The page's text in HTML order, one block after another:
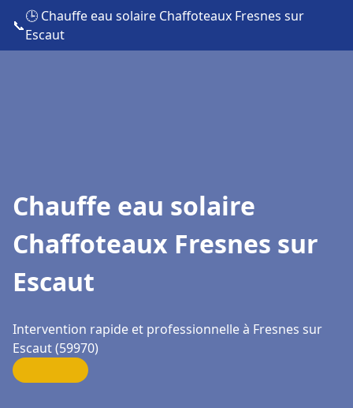
📞
🕒 Chauffe eau solaire Chaffoteaux Fresnes sur
Escaut
Chauffe eau solaire
Chaffoteaux Fresnes sur
Escaut
Intervention rapide et professionnelle à Fresnes sur
Escaut (59970)